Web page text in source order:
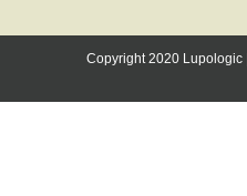
Copyright 2020 Lupologic